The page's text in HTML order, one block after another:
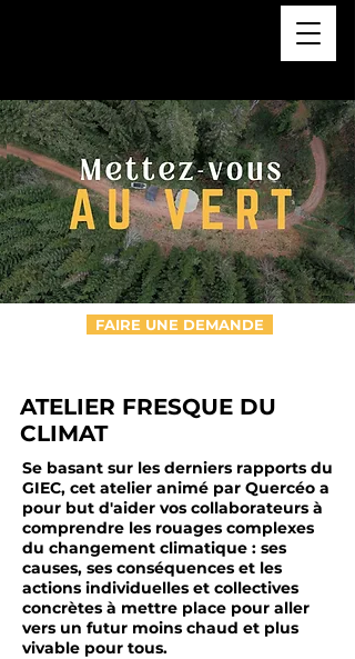
FAIRE UNE DEMANDE
ATELIER FRESQUE DU
CLIMAT
Se basant sur les derniers rapports du
GIEC, cet atelier animé par Quercéo a
pour but d'aider vos collaborateurs à
comprendre les rouages complexes
du changement climatique : ses
causes, ses conséquences et les
actions individuelles et collectives
concrètes à mettre place pour aller
vers un futur moins chaud et plus
vivable pour tous.